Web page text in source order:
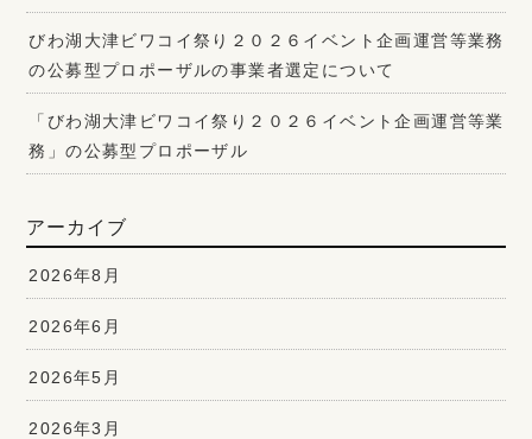
びわ湖大津ビワコイ祭り２０２６イベント企画運営等業務
の公募型プロポーザルの事業者選定について
「びわ湖大津ビワコイ祭り２０２６イベント企画運営等業
務」の公募型プロポーザル
アーカイブ
2026年8月
2026年6月
2026年5月
2026年3月